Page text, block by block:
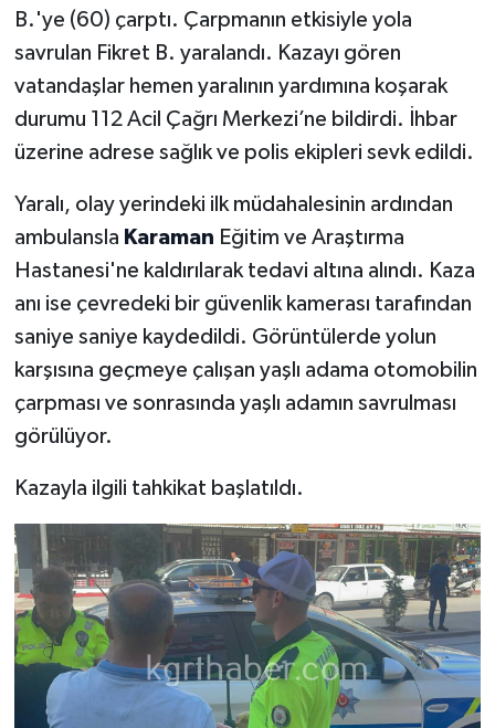
B.'ye (60) çarptı. Çarpmanın etkisiyle yola
savrulan Fikret B. yaralandı. Kazayı gören
vatandaşlar hemen yaralının yardımına koşarak
durumu 112 Acil Çağrı Merkezi’ne bildirdi. İhbar
üzerine adrese sağlık ve polis ekipleri sevk edildi.
Yaralı, olay yerindeki ilk müdahalesinin ardından
ambulansla Karaman Eğitim ve Araştırma
Hastanesi'ne kaldırılarak tedavi altına alındı. Kaza
anı ise çevredeki bir güvenlik kamerası tarafından
saniye saniye kaydedildi. Görüntülerde yolun
karşısına geçmeye çalışan yaşlı adama otomobilin
çarpması ve sonrasında yaşlı adamın savrulması
görülüyor.
Kazayla ilgili tahkikat başlatıldı.